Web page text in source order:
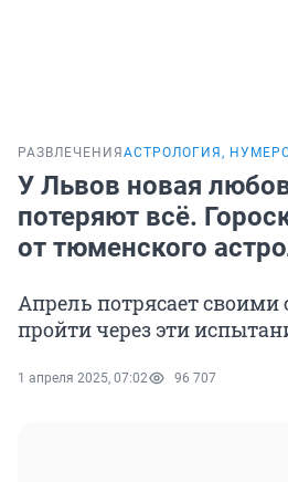
РАЗВЛЕЧЕНИЯ АСТРОЛОГИЯ,
У Львов новая
потеряют всё.
от тюменского
Апрель потрясает
пройти через эти
1 апреля 2025, 07:02 96 707